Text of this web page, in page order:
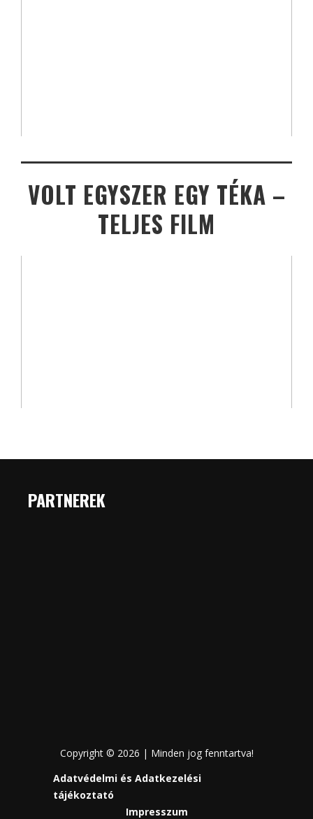
VOLT EGYSZER EGY TÉKA –
TELJES FILM
PARTNEREK
Copyright © 2026 | Minden jog fenntartva!
Adatvédelmi és Adatkezelési
tájékoztató
Impresszum